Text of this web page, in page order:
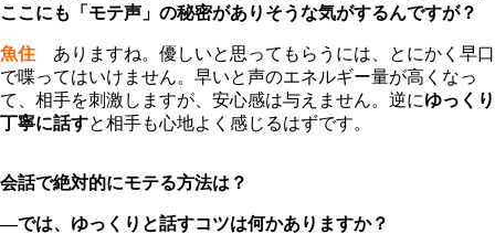
ここにも「モテ声」の秘密がありそうな気がするんですが？
魚住 ありますね。優しいと思ってもらうには、とにかく早口
で喋ってはいけません。早いと声のエネルギー量が高くなっ
て、相手を刺激しますが、安心感は与えません。逆にゆっくり
丁寧に話すと相手も心地よく感じるはずです。
会話で絶対的にモテる方法は？
―では、ゆっくりと話すコツは何かありますか？